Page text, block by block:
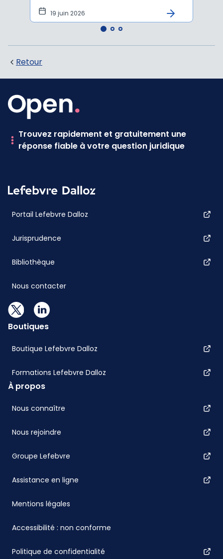
19 juin 2026
Retour
Trouvez rapidement et gratuitement une
réponse fiable à votre question juridique
Portail Lefebvre Dalloz
Jurisprudence
Bibliothèque
Nous contacter
Boutiques
Boutique Lefebvre Dalloz
Formations Lefebvre Dalloz
À propos
Nous connaître
Nous rejoindre
Groupe Lefebvre
Assistance en ligne
Mentions légales
Accessibilité : non conforme
Politique de confidentialité